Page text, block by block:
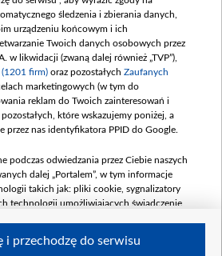
100 mln, październik 350
mln)
48 862 000,00 PLN
umowy: GRUDZIEŃ 2025
60,548 mln)
900 000 000,00 PLN
umowy: LUTY 2026 (wpłata
7 maja 180 mln, 8
250 000 000,00 PLN
mln
śledzenia i zbierania danych,
urządzeniu końcowym i ich
Twoich danych osobowych przez
w likwidacji (zwaną dalej również „TVP”),
(1201 firm) oraz pozostałych Zaufanych
marketingowych (w tym do
reklam do Twoich zainteresowań i
które wskazujemy poniżej, a
przez nas identyfikatora PPID do Google.
podczas odwiedzania przez Ciebie naszych
dalej „Portalem”, w tym informacje
takich jak: pliki cookie, sygnalizatory
technologii umożliwiających świadczenie
i przechodzę do serwisu